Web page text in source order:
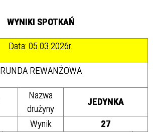
WYNIKI SPOTKAŃ
Data: 05.03.2026r.
RUNDA REWANŻOWA
Nazwa
drużyny
JEDYNKA
Wynik
27